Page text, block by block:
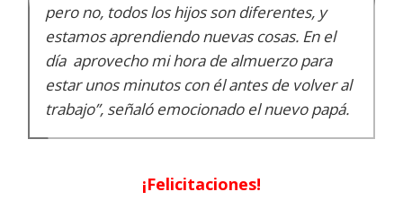
pero no, todos los hijos son diferentes, y
estamos aprendiendo nuevas cosas. En el
día aprovecho mi hora de almuerzo para
estar unos minutos con él antes de volver al
trabajo”, señaló emocionado el nuevo papá.
¡Felicitaciones!